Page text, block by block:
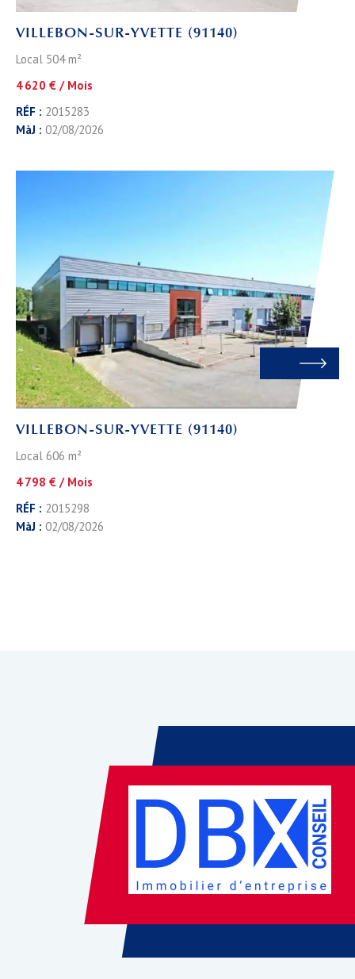
VILLEBON-SUR-YVETTE (91140)
Local 504 m²
4 620 € / Mois
RÉF : 2015283
MàJ : 02/08/2026
VILLEBON-SUR-YVETTE (91140)
Local 606 m²
4 798 € / Mois
RÉF : 2015298
MàJ : 02/08/2026